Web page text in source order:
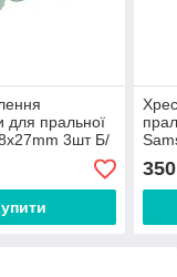
для пральної
3шт Б/
350